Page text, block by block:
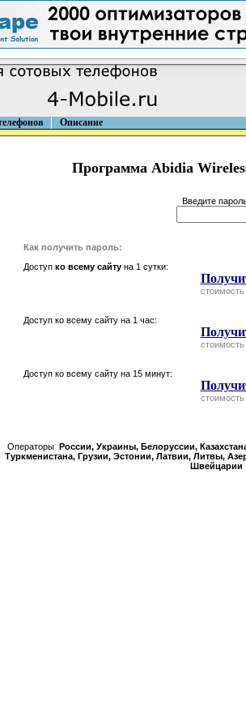
Описание
Программа Abidia
Введите
Как получить пароль:
Доступ ко всему сайтуна 1 сутки:
Доступ ко всему сайту на 1 час:
Доступ ко всему сайту на 15 минут:
Операторы России, Украины, Белорусcии,
Туркменистана, Грузии, Эстонии, Латвии, Литвы,
Швейцарии